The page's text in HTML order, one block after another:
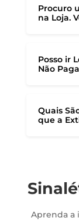
Procuro
na Loja.
Posso ir
Não
Quais
que a
Aprenda a